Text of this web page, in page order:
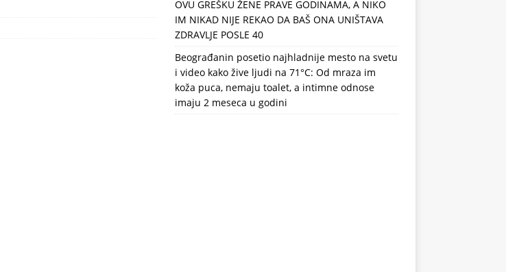
OVU GREŠKU ŽENE PRAVE GODINAMA, A NIKO
IM NIKAD NIJE REKAO DA BAŠ ONA UNIŠTAVA
ZDRAVLJE POSLE 40
Beograđanin posetio najhladnije mesto na svetu
i video kako žive ljudi na 71°C: Od mraza im
koža puca, nemaju toalet, a intimne odnose
imaju 2 meseca u godini